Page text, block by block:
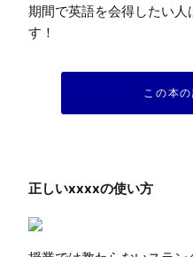
期間で英語を会得したい
す！
この本